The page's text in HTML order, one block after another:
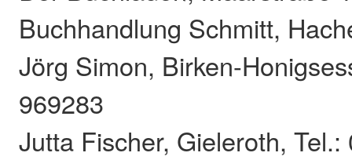
Buchhandlung Schmitt,
Jörg Simon, Birken-
969283
Jutta Fischer, Gieleroth,